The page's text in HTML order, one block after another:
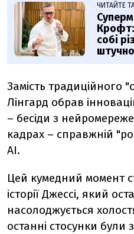
ЧИТАЙТЕ
Крофт:
собі
Замість традиційного
Лінгард обрав
– бесіди з
кадрах – справжній
AI.
Цей кумедний момент
історії Джессі, який
насолоджується
останні стосунки